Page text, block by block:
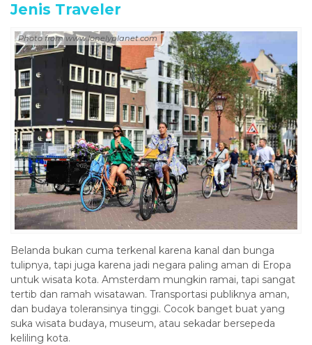
Jenis Traveler
Photo from www.lonelyplanet.com
Belanda bukan cuma terkenal karena kanal dan bunga
tulipnya, tapi juga karena jadi negara paling aman di Eropa
untuk wisata kota. Amsterdam mungkin ramai, tapi sangat
tertib dan ramah wisatawan. Transportasi publiknya aman,
dan budaya toleransinya tinggi. Cocok banget buat yang
suka wisata budaya, museum, atau sekadar bersepeda
keliling kota.